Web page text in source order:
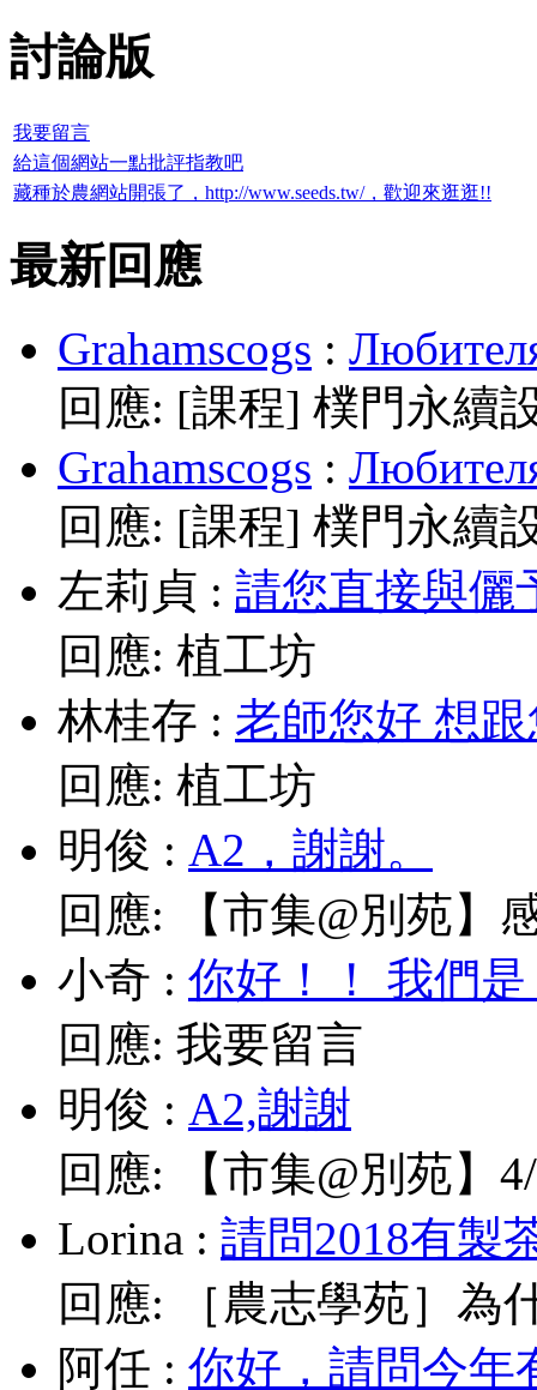
討論版
我要留言
給這個網站一點批評指教吧
藏種於農網站開張了，http://www.seeds.tw/，歡迎來逛逛!!
最新回應
Grahamscogs :
回應: [課程] 樸門永續
Grahamscogs :
回應: [課程] 樸門永續
左莉貞 : 請您直接與儷
回應: 植工坊
林桂存 : 老師您好 想
回應: 植工坊
明俊 : A2，謝謝。
回應:
【市集@別苑】
小奇 : 你好！！ 我們
回應: 我要留言
明俊 : A2,謝謝
回應:
【市集@別苑】
Lorina : 請問2018有製
回應:
［農志學苑］為
阿任 : 你好，請問今年